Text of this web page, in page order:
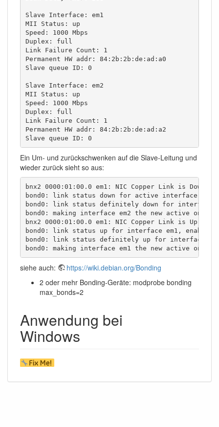
Slave Interface: em1
MII Status: up
Speed: 1000 Mbps
Duplex: full
Link Failure Count: 1
Permanent HW addr: 84:2b:2b:de:ad:a0
Slave queue ID: 0
Slave Interface: em2
MII Status: up
Speed: 1000 Mbps
Duplex: full
Link Failure Count: 1
Permanent HW addr: 84:2b:2b:de:ad:a2
Slave queue ID: 0
Ein Um- und zurückschwenken auf die Slave-Leitung und
wieder zurück sieht so aus:
bnx2 0000:01:00.0 em1: NIC Copper Link is Down
bond0: link status down for active interface
bond0: link status definitely down for interface
bond0: making interface em2 the new active one
bnx2 0000:01:00.0 em1: NIC Copper Link is Up,
bond0: link status up for interface em1,
bond0: link status definitely up for interface
bond0: making interface em1 the new active one
siehe auch:
https://wiki.debian.org/Bonding
2 oder mehr Bonding-Geräte: modprobe bonding
max_bonds=2
Anwendung bei
Windows